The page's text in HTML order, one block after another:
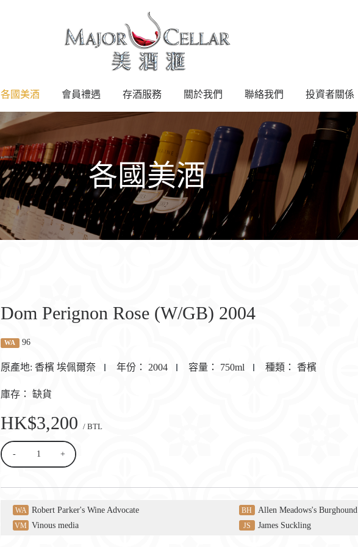
各國美酒 會員禮遇 存酒服務 關於我們 聯絡我們 投資者關係
各國美酒
Dom Perignon Rose (W/GB) 2004
WA 96
原產地: 香檳 埃佩爾奈 年份： 2004 容量： 750ml 種類： 香檳
庫存： 缺貨
HK$3,200 / BTL
- +
WA Robert Parker's Wine Advocate BH Allen Meadows's Burghound
VM Vinous media JS James Suckling